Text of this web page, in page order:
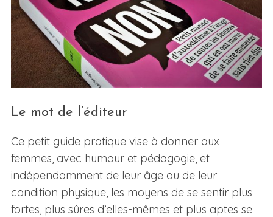
Le mot de l’éditeur
Ce petit guide pratique vise à donner aux
femmes, avec humour et pédagogie, et
indépendamment de leur âge ou de leur
condition physique, les moyens de se sentir plus
fortes, plus sûres d’elles-mêmes et plus aptes se